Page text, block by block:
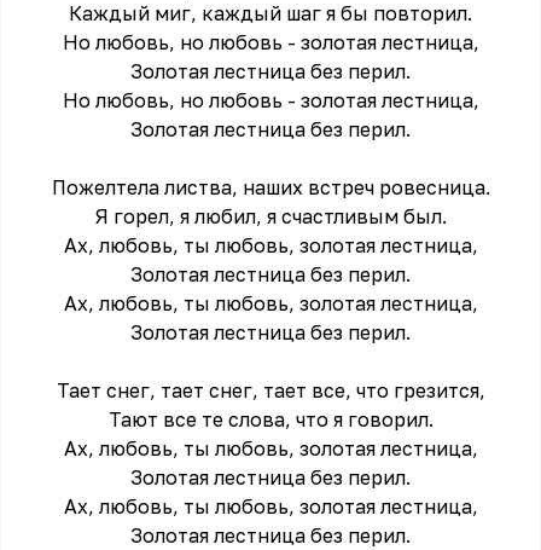
Каждый миг, каждый шаг я бы повторил.
Но любовь, но любовь - золотая лестница,
Золотая лестница без перил.
Но любовь, но любовь - золотая лестница,
Золотая лестница без перил.
Пожелтела листва, наших встреч ровесница.
Я горел, я любил, я счастливым был.
Ах, любовь, ты любовь, золотая лестница,
Золотая лестница без перил.
Ах, любовь, ты любовь, золотая лестница,
Золотая лестница без перил.
Тает снег, тает снег, тает все, что грезится,
Тают все те слова, что я говорил.
Ах, любовь, ты любовь, золотая лестница,
Золотая лестница без перил.
Ах, любовь, ты любовь, золотая лестница,
Золотая лестница без перил.